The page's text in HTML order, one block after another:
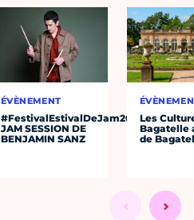
ÉVÈNEMENT
#FestivalEstivalDeJam2026
JAM SESSION DE
BENJAMIN SANZ
Les
Bagatelle
de